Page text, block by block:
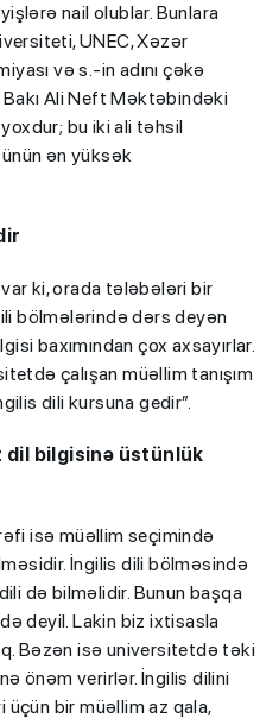
nail olublar. Bunlara
UNEC, Xəzər
və s.-in adını çəkə
Ali Neft Məktəbindəki
bu iki ali təhsil
ən yüksək
ki, orada tələbələri bir
bölmələrində dərs deyən
baxımından çox axsayırlar.
çalışan müəllim tanışım
dili kursuna gedir”.
dil bilgisinə üstünlük
isə müəllim seçimində
İngilis dili bölməsində
də bilməlidir. Bunun başqa
deyil. Lakin biz ixtisasla
Bəzən isə universitetdə təki
önəm verirlər. İngilis dilini
bir müəllim az qala,